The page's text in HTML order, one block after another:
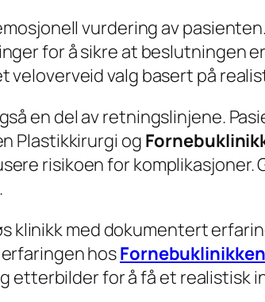
vurdering av
for å sikre at beslutningen
veloverveid valg basert på
en del av retningslinjene.
Plastikkirurgi og
risikoen for komplikasjoner.
klinikk med dokumentert
hosFornebuklinikken
etterbilder for å få et realistisk